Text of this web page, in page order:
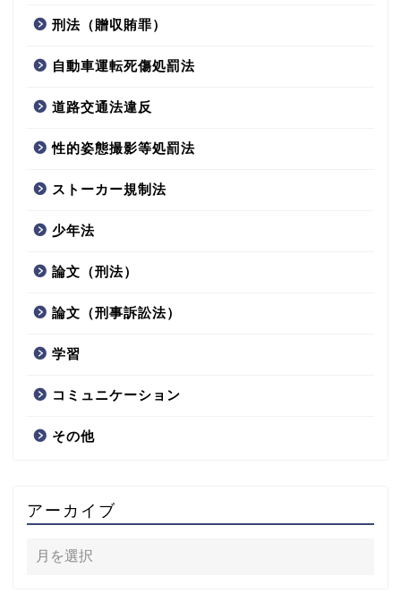
刑法（贈収賄罪）
自動車運転死傷処罰法
道路交通法違反
性的姿態撮影等処罰法
ストーカー規制法
少年法
論文（刑法）
論文（刑事訴訟法）
学習
コミュニケーション
その他
アーカイブ